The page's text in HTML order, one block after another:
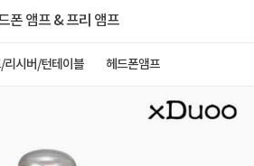
폰 앰프 & 프리 앰프
리시버/턴테이블 헤드폰앰프